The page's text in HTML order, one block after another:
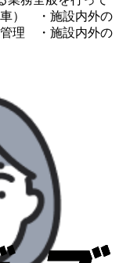
） ・施設内外の
理 ・施設内外の